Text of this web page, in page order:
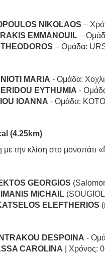
NIKOLAOS –
EMMANOUIL–
– Ομάδα:
MARIA - Ομάδα:
EYTHUMIA -
IOANNA - Ομάδα:
(4.25km)
την κλίση στο μονοπάτι
GEORGIOS
MICHAIL
ELEFTHERIOS
DESPOINA -
CAROLINA | Χρόνος: